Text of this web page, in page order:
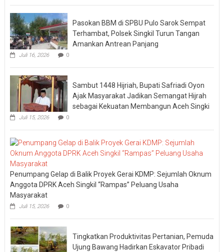
Pasokan BBM di SPBU Pulo Sarok Sempat
Terhambat, Polsek Singkil Turun Tangan
Amankan Antrean Panjang
Juli 16, 2026 0
Sambut 1448 Hijriah, Bupati Safriadi Oyon
Ajak Masyarakat Jadikan Semangat Hijrah
sebagai Kekuatan Membangun Aceh Singki
Juli 15, 2026 0
Penumpang Gelap di Balik Proyek Gerai KDMP: Sejumlah Oknum
Anggota DPRK Aceh Singkil “Rampas” Peluang Usaha
Masyarakat
Juli 15, 2026 0
Tingkatkan Produktivitas Pertanian, Pemuda
Ujung Bawang Hadirkan Eskavator Pribadi